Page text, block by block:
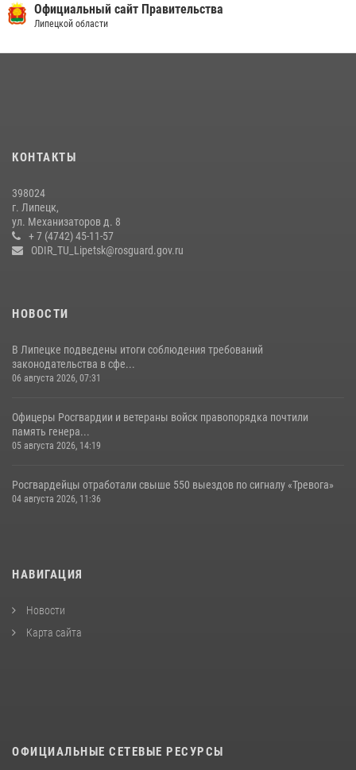
28 июля 2026, 14:38 4
20 июля 2026, 12:22
Липецке
17 июля 2026, 12:26 5
Официальный сайт Правительства
Липецкой области
КОНТАКТЫ
398024
г. Липецк,
ул. Механизаторов д. 8
+ 7 (4742) 45-11-57
ODIR_TU_Lipetsk@rosguard.gov.ru
НОВОСТИ
В Липецке подведены итоги соблюдения требований
законодательства в сфе...
06 августа 2026, 07:31
Офицеры Росгвардии и ветераны войск правопорядка почтили
память генера...
05 августа 2026, 14:19
Росгвардейцы отработали свыше 550 выездов по сигналу «Тревога»
04 августа 2026, 11:36
НАВИГАЦИЯ
Новости
Карта сайта
ОФИЦИАЛЬНЫЕ СЕТЕВЫЕ РЕСУРСЫ